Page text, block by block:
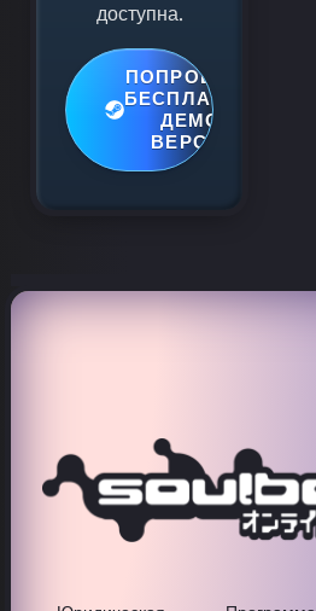
доступна.
ПОПРОБУЙТЕ
БЕСПЛАТНУЮ
ДЕМО-
ВЕРСИЮ